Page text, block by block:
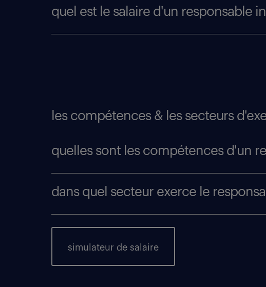
quel est le salaire d'un responsable
les compétences & les secteurs
quelles sont les compétences d'un
dans quel secteur exerce le
simulateur de salaire